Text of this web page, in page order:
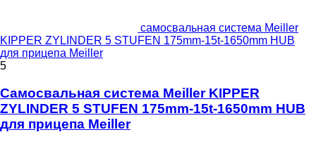
самосвальная система Meiller
KIPPER ZYLINDER 5 STUFEN 175mm-15t-1650mm HUB
для прицепа Meiller
5
Самосвальная система Meiller KIPPER
ZYLINDER 5 STUFEN 175mm-15t-1650mm HUB
для прицепа Meiller